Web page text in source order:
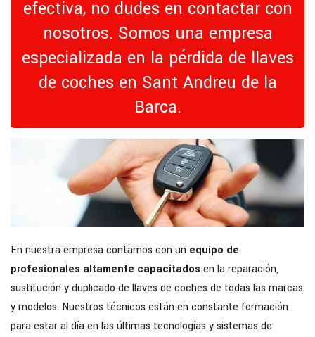
efectiva, no dudes en contactar con
nosotros. Somos una empresa
especializada en la pérdida de llaves
de coches en Sant Andreu de la
Barca.
En nuestra empresa contamos con un equipo de
profesionales altamente capacitados en la reparación,
sustitución y duplicado de llaves de coches de todas las marcas
y modelos. Nuestros técnicos están en constante formación
para estar al día en las últimas tecnologías y sistemas de